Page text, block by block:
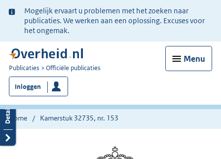
Ter
informatie:
Mogelijk ervaart u problemen met het zoeken naar
publicaties. We werken aan een oplossing. Excuses voor
het ongemak.
Menu
U
bent
nu
hier:
Publicaties Officiële publicaties
Inloggen
Home Kamerstuk 32735, nr. 153